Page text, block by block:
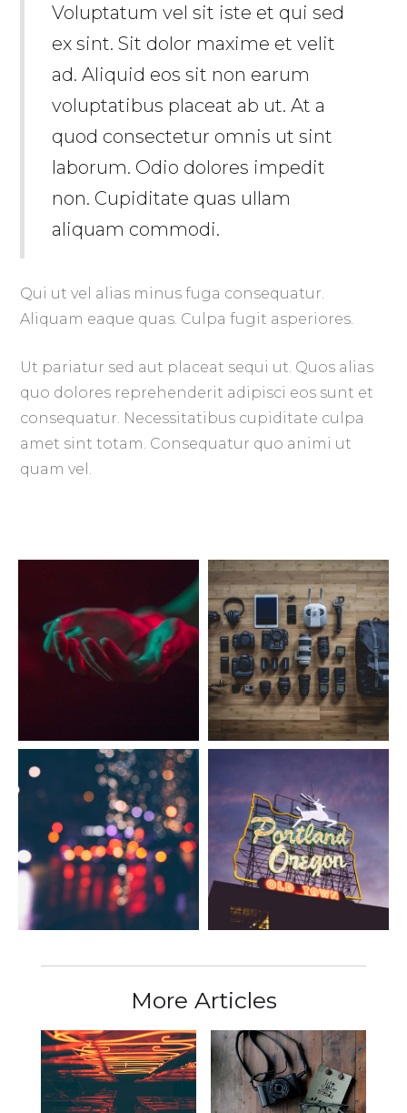
Voluptatum vel sit iste et qui sed
ex sint. Sit dolor maxime et velit
ad. Aliquid eos sit non earum
voluptatibus placeat ab ut. At a
quod consectetur omnis ut sint
laborum. Odio dolores impedit
non. Cupiditate quas ullam
aliquam commodi.
Qui ut vel alias minus fuga consequatur.
Aliquam eaque quas. Culpa fugit asperiores.
Ut pariatur sed aut placeat sequi ut. Quos alias
quo dolores reprehenderit adipisci eos sunt et
consequatur. Necessitatibus cupiditate culpa
amet sint totam. Consequatur quo animi ut
quam vel.
More Articles